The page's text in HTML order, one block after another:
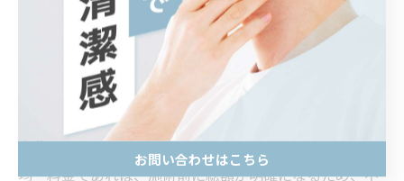
に戸惑いを感じています。特に初めて脱毛を受ける場
合、コース制や部位ごとの細かな料金設定、想定外の追
加費用が不安材料となりがちです。こうした背景から、
シンプルで分かりやすい均一料金の重要性が高まってい
ます。
均一料金であれば、施術前に総額が明確になるため、不
お問い合わせはこちら